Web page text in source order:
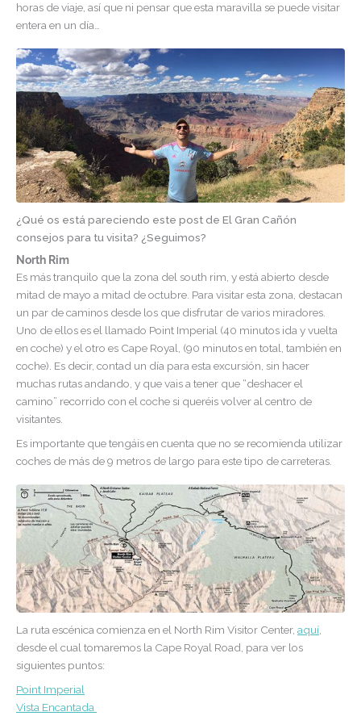
horas de viaje, así que ni pensar que esta maravilla se puede visitar
entera en un día…
¿Qué os está pareciendo este post de El Gran Cañón
consejos para tu visita? ¿Seguimos?
North Rim
Es más tranquilo que la zona del south rim, y está abierto desde
mitad de mayo a mitad de octubre. Para visitar esta zona, destacan
un par de caminos desde los que disfrutar de varios miradores.
Uno de ellos es el llamado Point Imperial (40 minutos ida y vuelta
en coche) y el otro es Cape Royal, (90 minutos en total, también en
coche). Es decir, contad un día para esta excursión, sin hacer
muchas rutas andando, y que vais a tener que “deshacer el
camino” recorrido con el coche si queréis volver al centro de
visitantes.
Es importante que tengáis en cuenta que no se recomienda utilizar
coches de más de 9 metros de largo para este tipo de carreteras.
La ruta escénica comienza en el North Rim Visitor Center, aquí
desde el cual tomaremos la Cape Royal Road, para ver los
siguientes puntos:
Point Imperial
Vista Encantada